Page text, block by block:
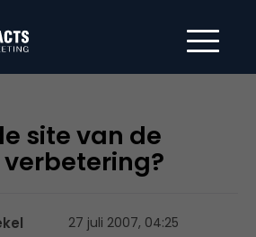
site van de
verbetering?
27 juli 2007, 04:25